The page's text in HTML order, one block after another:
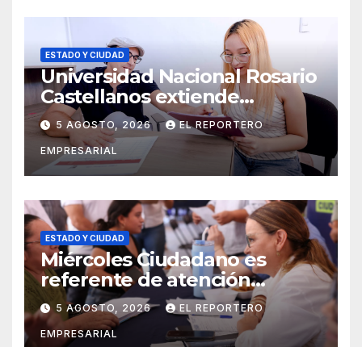
ESTADO Y CIUDAD
Universidad Nacional Rosario
Castellanos extiende
convocatoria de ingreso al 31
de agosto
5 AGOSTO, 2026 EL REPORTERO
EMPRESARIAL
ESTADO Y CIUDAD
Miércoles Ciudadano es
referente de atención
oportuna y clara para las y los
meridanos; Cecilia Patrón
5 AGOSTO, 2026 EL REPORTERO
EMPRESARIAL